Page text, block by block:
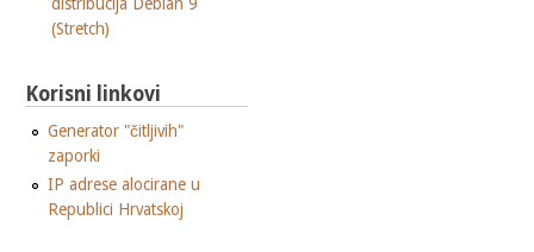
(Stretch)
Korisni linkovi
Generator "čitljivih"
zaporki
IP adrese alocirane u
Republici Hrvatskoj